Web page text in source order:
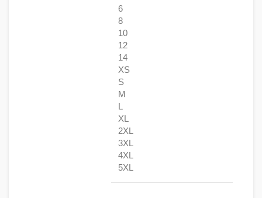
6
8
10
12
14
XS
S
M
L
XL
2XL
3XL
4XL
5XL